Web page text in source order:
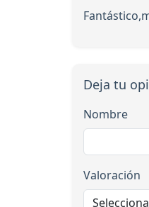
Deja tu
Nombre
Valoración